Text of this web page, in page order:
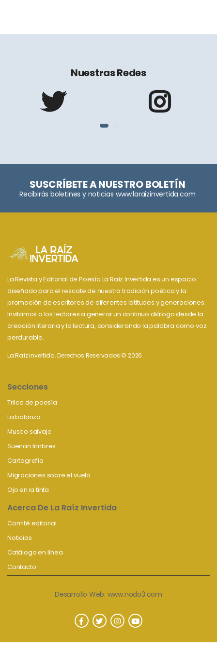
Nuestras Redes
SUSCRÍBETE A NUESTRO BOLETÍN
Recibirás boletines y noticias www.laraizinvertida.com
La Revista y Editorial de Poesía La Raíz Invertida es un espacio
diseñado para el rescate de nuestra tradición poética y la
promoción de escritores de diferentes latitudes y generaciones.
Invitamos a los lectores a generar un continuo diálogo desde la
creación literaria y la lectura, considerando la palabra como voz
perdurable.
La Raíz invertida. Derechos Reservados © 2026
Secciones
Trilce de poesía
La balanza
Museo salvaje
Suenan timbres
Cartografía
Migraciones sobre el vuelo
Ojo en la tinta
Acerca De La Raíz Invertida
Comité editorial
Noticias
Catálogo en línea
Contacto
Desarrollo Web: www.nodo3.com